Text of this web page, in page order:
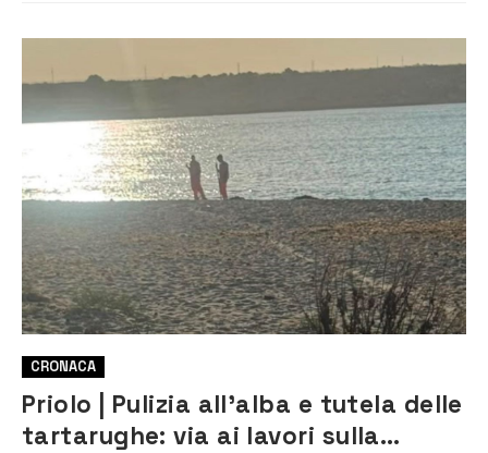
CRONACA
Priolo | Pulizia all’alba e tutela delle
tartarughe: via ai lavori sulla